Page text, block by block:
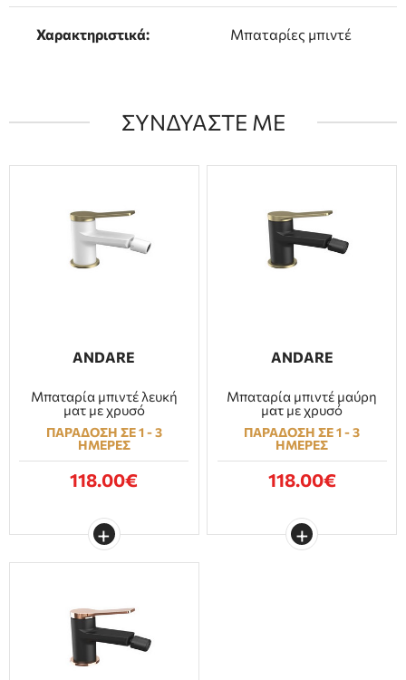
Χαρακτηριστικά: Μπαταρίες μπιντέ
ΣΥΝΔΥΑΣΤΕ ΜΕ
ANDARE
Μπαταρία μπιντέ λευκή
ματ με χρυσό
ΠΑΡΑΔΟΣΗ ΣΕ 1 - 3
ΗΜΕΡΕΣ
118.00€
ANDARE
Μπαταρία μπιντέ μαύρη
ματ με χρυσό
ΠΑΡΑΔΟΣΗ ΣΕ 1 - 3
ΗΜΕΡΕΣ
118.00€